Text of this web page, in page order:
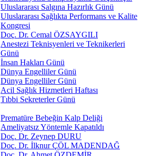
Uluslararası Salgına Hazırlık Günü
Uluslararası Sağlıkta Performans ve Kalite
Kongresi
Doç. Dr. Cemal ÖZSAYGILI
Anestezi Teknisyenleri ve Teknikerleri
Günü
İnsan Hakları Günü
Dünya Engelliler Günü
Dünya Engelliler Günü
Acil Sağlık Hizmetleri Haftası
Tıbbi Sekreterler Günü
Prematüre Bebeğin Kalp Deliği
Ameliyatsız Yöntemle Kapatıldı
Doç. Dr. Zeynep DURU
Doç. Dr. İlknur ÇÖL MADENDAĞ